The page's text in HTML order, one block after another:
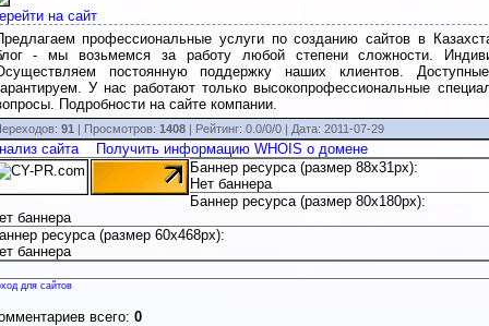
на сайт
профессиональные услуги по созданию сайтов в
- мы возьмемся за работу любой степени сложности.
постоянную поддержку наших клиентов.
У нас работают только высокопрофессиональные
Подробности на сайте компании.
91 | Просмотров: 1408| Рейтинг: 0.0/0/0 | Дата: 2011-07-29
сайта
Получить информацию WHOIS о домене
Баннер ресурса (размер 88x31px):
Нет баннера
Баннер ресурса (размер 80x180px):
баннера
ресурса (размер 60x468px):
баннера
для сайтов
всего: 0